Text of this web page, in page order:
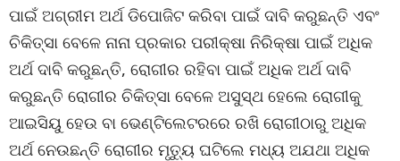
ପାଇଁ ଅଗ୍ରୀମ ଅର୍ଥ ଡିପୋଜିଟ କରିବା ପାଇଁ ଦାବି କରୁଛନ୍ତି ଏବଂ
ଚିକିତ୍ସା ବେଳେ ନାନା ପ୍ରକାର ପରୀକ୍ଷା ନିରିକ୍ଷା ପାଇଁ ଅଧିକ
ଅର୍ଥ ଦାବି କରୁଛନ୍ତି, ରୋଗୀର ରହିବା ପାଇଁ ଅଧିକ ଅର୍ଥ ଦାବି
କରୁଛନ୍ତି ରୋଗୀର ଚିକିତ୍ସା ବେଳେ ଅସୁସ୍ଥ ହେଲେ ରୋଗୀକୁ
ଆଇସିୟୁ ହେଉ ବା ଭେଣ୍ଟିଲେଟରରେ ରଖି ରୋଗୀଠାରୁ ଅଧିକ
ଅର୍ଥ ନେଉଛନ୍ତି ରୋଗୀର ମୃତ୍ୟୁ ଘଟିଲେ ମଧ୍ୟ ଅଯଥା ଅଧିକ